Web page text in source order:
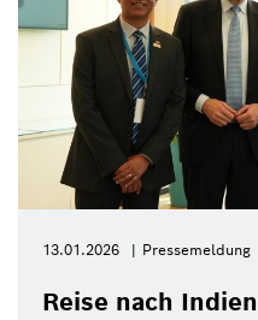
13.01.2026 Pressemeldung
Reise nach